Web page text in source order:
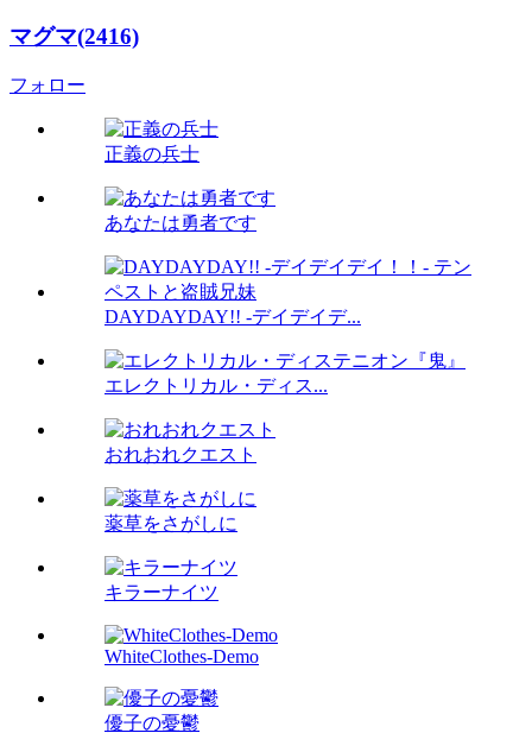
マグマ(2416)
フォロー
正義の兵士
あなたは勇者です
DAYDAYDAY!! -デイデイデ...
エレクトリカル・ディス...
おれおれクエスト
薬草をさがしに
キラーナイツ
WhiteClothes-Demo
優子の憂鬱